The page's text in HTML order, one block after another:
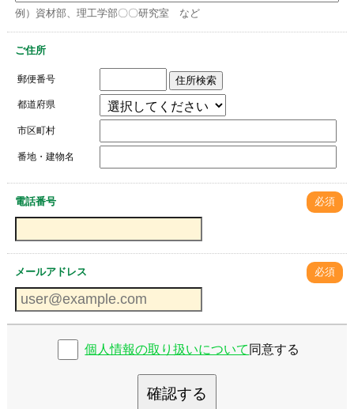
例）資材部、理工学部〇〇研究室 など
ご住所
郵便番号 住所検索
都道府県
市区町村
番地・建物名
電話番号 必須
メールアドレス 必須
個人情報の取り扱いについて 同意する
確認する